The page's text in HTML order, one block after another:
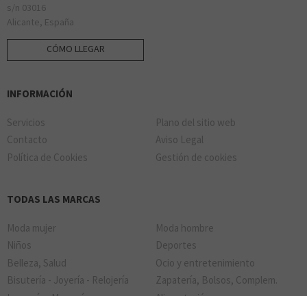
s/n 03016
Alicante, España
CÓMO LLEGAR
INFORMACIÓN
Servicios
Plano del sitio web
Contacto
Aviso Legal
Política de Cookies
Gestión de cookies
TODAS LAS MARCAS
Moda mujer
Moda hombre
Niños
Deportes
Belleza, Salud
Ocio y entretenimiento
Bisutería - Joyería - Relojería
Zapatería, Bolsos, Complem.